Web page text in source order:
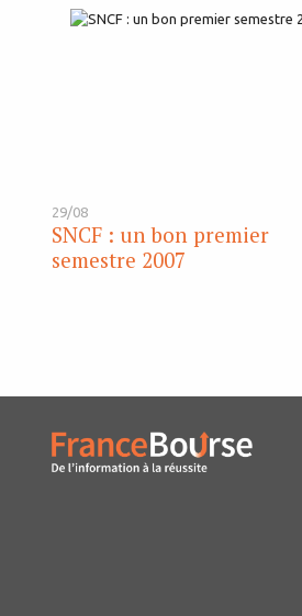
29/08
SNCF : un bon premier
semestre 2007